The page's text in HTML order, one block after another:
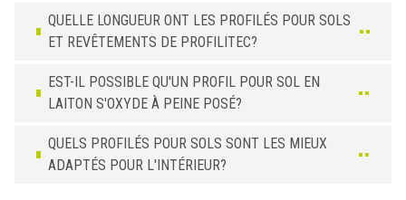
QUELLE LONGUEUR ONT LES PROFILÉS POUR SOLS
ET REVÊTEMENTS DE PROFILITEC?
EST-IL POSSIBLE QU'UN PROFIL POUR SOL EN
LAITON S'OXYDE À PEINE POSÉ?
QUELS PROFILÉS POUR SOLS SONT LES MIEUX
ADAPTÉS POUR L'INTÉRIEUR?